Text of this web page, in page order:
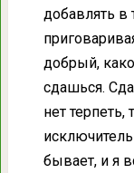
добавлять
добрый,
сдашься.
нет
бывает, и я